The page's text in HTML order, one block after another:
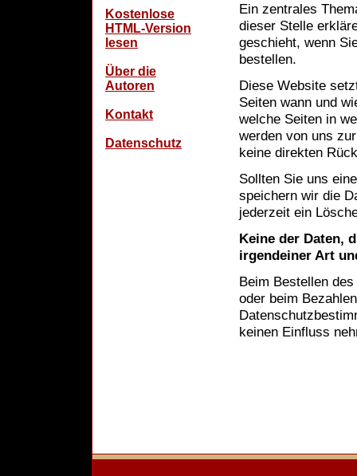
Kostenlose
HTML-Version
lesen
Über die
Autoren
Kontakt
Datenschutz
Ein zentrales
dieser Stelle
geschieht, wenn
bestellen.
Diese Website
Seiten wann und
welche Seiten in
werden von uns
keine direkten
Sollten Sie uns
speichern wir die
jederzeit ein
Keine der Daten,
irgendeiner Art
Beim Bestellen
oder beim
keinen Einfluss